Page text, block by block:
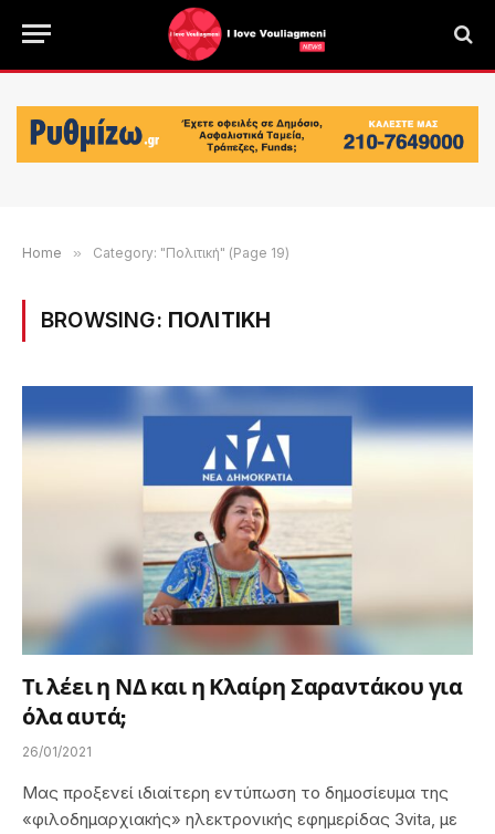
Home » Category: "Πολιτική" (Page 19)
BROWSING: ΠΟΛΙΤΙΚΗ
Τι λέει η ΝΔ και η Κλαίρη Σαραντάκου για
όλα αυτά;
26/01/2021
Μας προξενεί ιδιαίτερη εντύπωση το δημοσίευμα της
«φιλοδημαρχιακής» ηλεκτρονικής εφημερίδας 3vita, με